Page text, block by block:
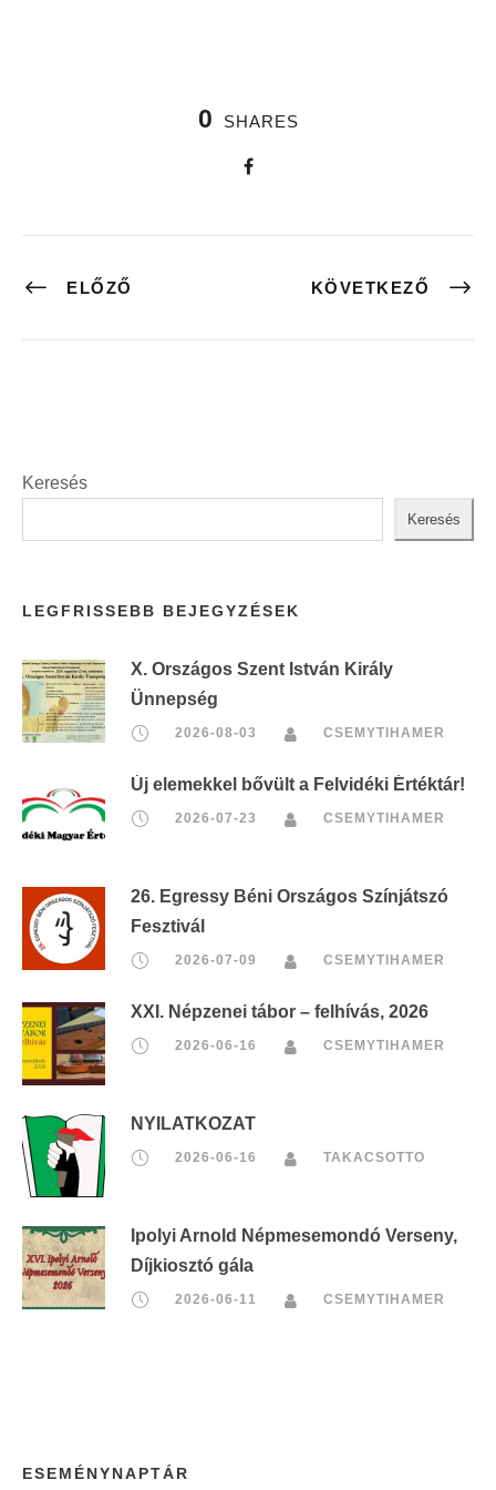
0 SHARES
ELŐZŐ KÖVETKEZŐ
Keresés
Keresés
LEGFRISSEBB BEJEGYZÉSEK
X. Országos Szent István Király
Ünnepség
2026-08-03 CSEMYTIHAMER
Új elemekkel bővült a Felvidéki Értéktár!
2026-07-23 CSEMYTIHAMER
26. Egressy Béni Országos Színjátszó
Fesztivál
2026-07-09 CSEMYTIHAMER
XXI. Népzenei tábor – felhívás, 2026
2026-06-16 CSEMYTIHAMER
NYILATKOZAT
2026-06-16 TAKACSOTTO
Ipolyi Arnold Népmesemondó Verseny,
Díjkiosztó gála
2026-06-11 CSEMYTIHAMER
ESEMÉNYNAPTÁR